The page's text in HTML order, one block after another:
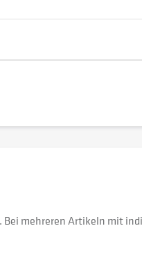
Bei mehreren Artikeln mit